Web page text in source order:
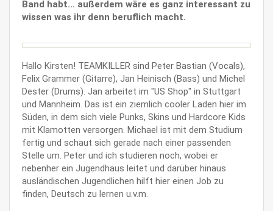
Band habt... außerdem wäre es ganz interessant zu
wissen was ihr denn beruflich macht.
Hallo Kirsten! TEAMKILLER sind Peter Bastian (Vocals),
Felix Grammer (Gitarre), Jan Heinisch (Bass) und Michel
Dester (Drums). Jan arbeitet im "US Shop" in Stuttgart
und Mannheim. Das ist ein ziemlich cooler Laden hier im
Süden, in dem sich viele Punks, Skins und Hardcore Kids
mit Klamotten versorgen. Michael ist mit dem Studium
fertig und schaut sich gerade nach einer passenden
Stelle um. Peter und ich studieren noch, wobei er
nebenher ein Jugendhaus leitet und darüber hinaus
ausländischen Jugendlichen hilft hier einen Job zu
finden, Deutsch zu lernen u.v.m.